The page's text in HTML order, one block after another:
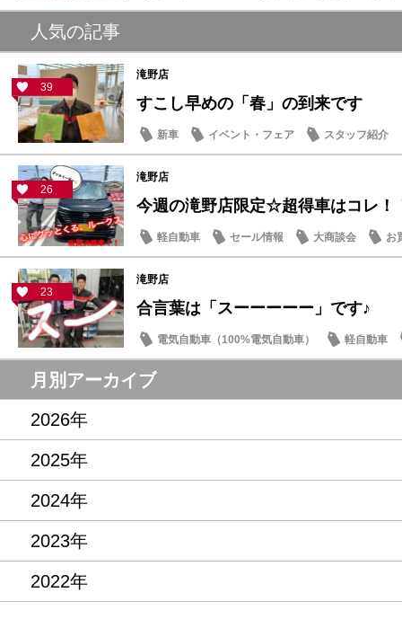
人気の記事
39
滝野店
すこし早めの「春」の到来です
新車 イベント・フェア スタッフ紹介
26
滝野店
今週の滝野店限定☆超得車はコレ！
軽自動車 セール情報 大商談会 お
23
滝野店
合言葉は「スーーーーー」です♪
電気自動車（100%電気自動車）
軽自動車
サクラ
月別アーカイブ
2026年
2025年
2024年
2023年
2022年